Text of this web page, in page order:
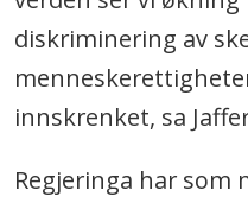
diskriminering av
innskrenket, sa
Regjeringa har som